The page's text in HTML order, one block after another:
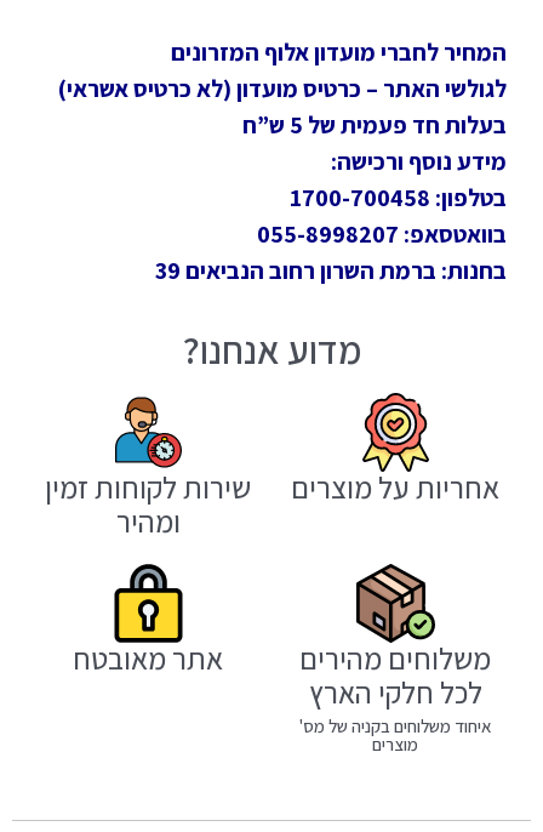
המחיר לחברי מועדון אלוף המזרונים
לגולשי האתר – כרטיס מועדון (לא כרטיס אשראי)
בעלות חד פעמית של 5 ש”ח
מידע נוסף ורכישה:
בטלפון: 1700-700458
בוואטסאפ: 055-8998207
בחנות: ברמת השרון רחוב הנביאים 39
מדוע אנחנו?
אחריות על מוצרים
שירות לקוחות זמין
ומהיר
משלוחים מהירים
לכל חלקי הארץ
איחוד משלוחים בקניה של מס'
מוצרים
אתר מאובטח